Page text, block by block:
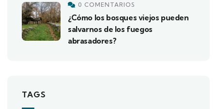
0 COMENTARIOS
¿Cómo los bosques viejos pueden
salvarnos de los fuegos
abrasadores?
TAGS